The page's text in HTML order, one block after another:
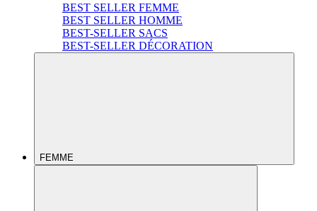
BEST SELLER FEMME
BEST SELLER HOMME
BEST-SELLER SACS
BEST-SELLER DÉCORATION
FEMME